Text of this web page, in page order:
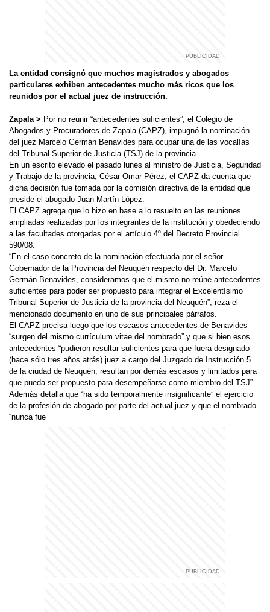
La entidad consignó que muchos magistrados y abogados
particulares exhiben antecedentes mucho más ricos que los
reunidos por el actual juez de instrucción.
Zapala > Por no reunir “antecedentes suficientes”, el Colegio de
Abogados y Procuradores de Zapala (CAPZ), impugnó la nominación
del juez Marcelo Germán Benavides para ocupar una de las vocalías
del Tribunal Superior de Justicia (TSJ) de la provincia.
En un escrito elevado el pasado lunes al ministro de Justicia, Seguridad
y Trabajo de la provincia, César Omar Pérez, el CAPZ da cuenta que
dicha decisión fue tomada por la comisión directiva de la entidad que
preside el abogado Juan Martín López.
El CAPZ agrega que lo hizo en base a lo resuelto en las reuniones
ampliadas realizadas por los integrantes de la institución y obedeciendo
a las facultades otorgadas por el artículo 4º del Decreto Provincial
590/08.
“En el caso concreto de la nominación efectuada por el señor
Gobernador de la Provincia del Neuquén respecto del Dr. Marcelo
Germán Benavides, consideramos que el mismo no reúne antecedentes
suficientes para poder ser propuesto para integrar el Excelentísimo
Tribunal Superior de Justicia de la provincia del Neuquén”, reza el
mencionado documento en uno de sus principales párrafos.
El CAPZ precisa luego que los escasos antecedentes de Benavides
“surgen del mismo currículum vitae del nombrado” y que si bien esos
antecedentes “pudieron resultar suficientes para que fuera designado
(hace sólo tres años atrás) juez a cargo del Juzgado de Instrucción 5
de la ciudad de Neuquén, resultan por demás escasos y limitados para
que pueda ser propuesto para desempeñarse como miembro del TSJ”.
Además detalla que “ha sido temporalmente insignificante” el ejercicio
de la profesión de abogado por parte del actual juez y que el nombrado
“nunca fue